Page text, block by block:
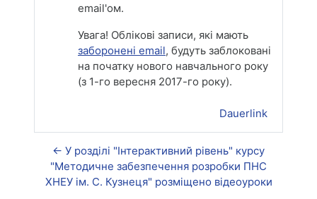
email'ом.
Увага! Облікові записи, які мають
заборонені email, будуть заблоковані
на початку нового навчального року
(з 1-го вересня 2017-го року).
Dauerlink
← У розділі "Інтерактивний рівень" курсу
"Методичне забезпечення розробки ПНС
ХНЕУ ім. С. Кузнеця" розміщено відеоуроки